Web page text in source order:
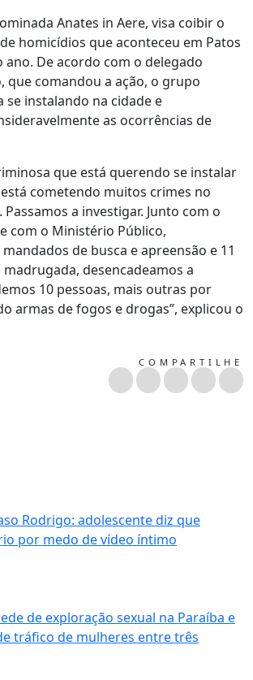
Anates in Aere, visa coibir o
homicídios que aconteceu em Patos
ano. De acordo com o delegado
que comandou a ação, o grupo
se instalando na cidade e
as ocorrências de
que está querendo se instalar
cometendo muitos crimes no
a investigar. Junto com o
com o Ministério Público,
de busca e apreensão e 11
desencadeamos a
10 pessoas, mais outras por
armas de fogos e drogas”, explicou o
COMPARTILHE
Rodrigo: adolescente diz que
por medo de vídeo íntimo
de exploração sexual na Paraíba e
tráfico de mulheres entre três